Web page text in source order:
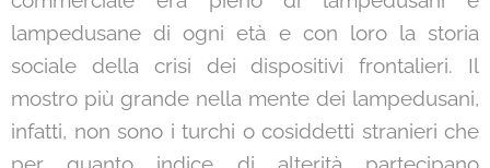
lampedusane di ogni età e con loro la storia
sociale della crisi dei dispositivi frontalieri. Il
mostro più grande nella mente dei lampedusani,
infatti, non sono i turchi o cosiddetti stranieri che